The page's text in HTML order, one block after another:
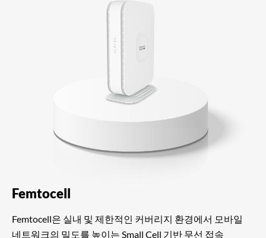
Femtocell
Femtocell은 실내 및 제한적인 커버리지 환경에서 모바일
네트워크의 밀도를 높이는 Small Cell 기반 무선 접속